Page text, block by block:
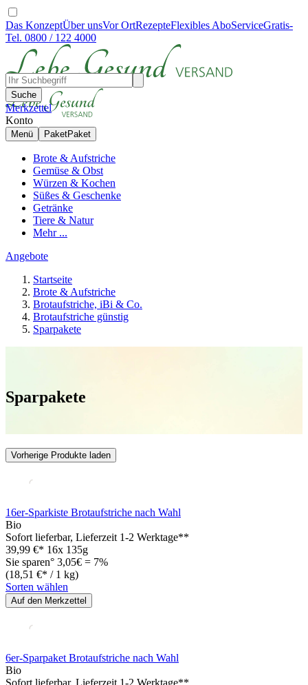
Das KonzeptÜber unsVor OrtRezepteFlexibles AboServiceGratis-
Tel. 0800 / 122 4000
Suche
Merkzettel
Konto
Menü PaketPaket
Brote & Aufstriche
Gemüse & Obst
Würzen & Kochen
Süßes & Geschenke
Getränke
Tiere & Natur
Mehr ...
Angebote
Startseite
Brote & Aufstriche
Brotaufstriche, iBi & Co.
Brotaufstriche günstig
Sparpakete
Sparpakete
Vorherige Produkte laden
16er-Sparkiste Brotaufstriche nach Wahl
Bio
Sofort lieferbar, Lieferzeit 1-2 Werktage**
39,99 €* 16x 135g
Sie sparen° 3,05€ = 7%
(18,51 €* / 1 kg)
Sorten wählen
Auf den Merkzettel
6er-Sparpaket Brotaufstriche nach Wahl
Bio
Sofort lieferbar, Lieferzeit 1-2 Werktage**